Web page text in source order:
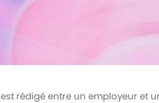
rédigé entre un employeur et